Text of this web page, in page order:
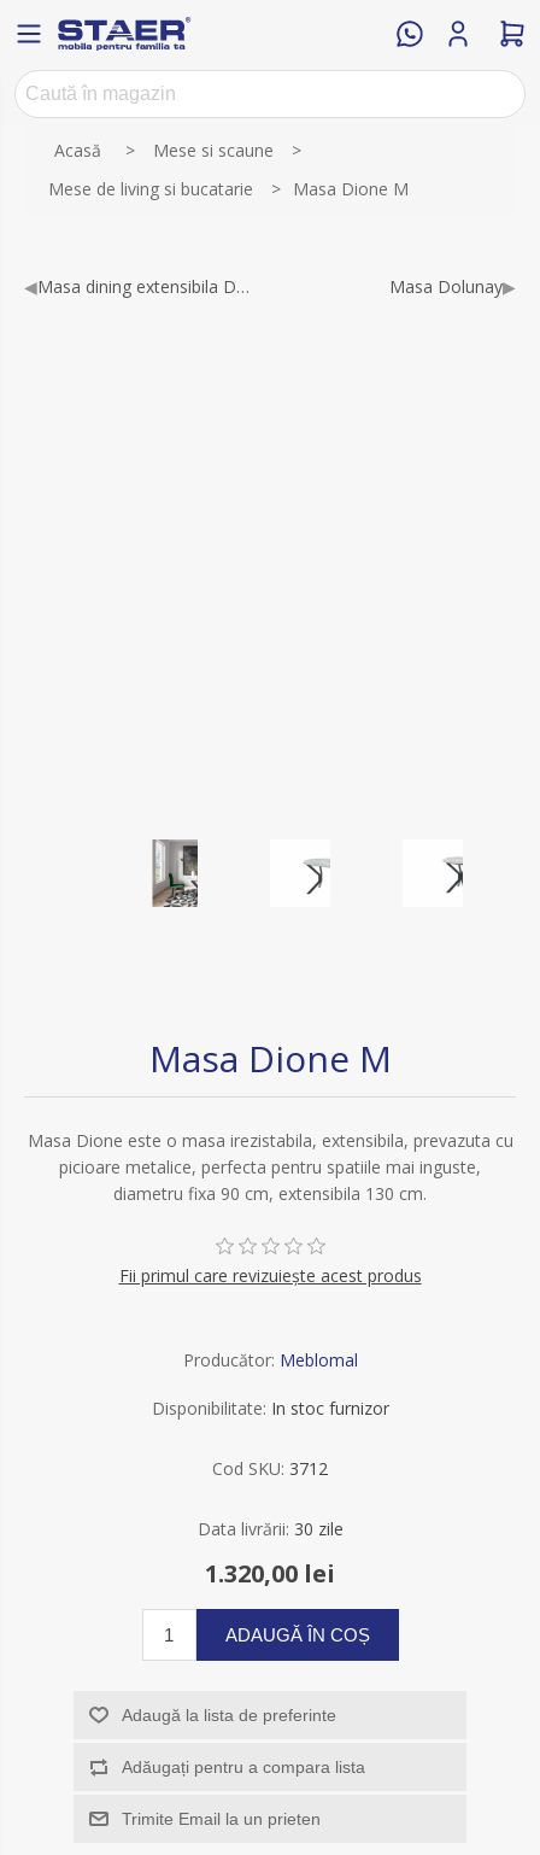
Acasă > Mese si scaune
>
Mese de living si bucatarie
> Masa Dione M
◀ Masa dining extensibila Dona Masa Dolunay▶
Masa Dione M
Masa Dione este o masa irezistabila, extensibila, prevazuta cu
picioare metalice, perfecta pentru spatiile mai inguste,
diametru fixa 90 cm, extensibila 130 cm.
Fii primul care revizuiește acest produs
Producător: Meblomal
Disponibilitate: In stoc furnizor
Cod SKU: 3712
Data livrării: 30 zile
1.320,00 lei
ADAUGĂ ÎN COȘ
Adaugă la lista de preferinte
Adăugați pentru a compara lista
Trimite Email la un prieten
Numele atributului Valoarea atributului